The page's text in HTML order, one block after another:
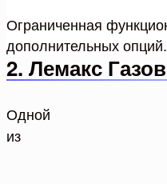
Ограниченная
дополнительных опций.
2. Лемакс
Одной
из